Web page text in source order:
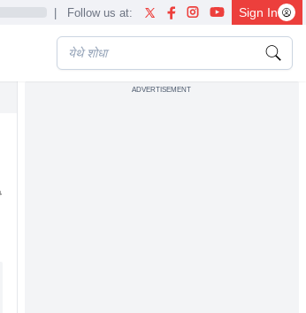
| Follow us at: Sign In
ADVERTISEMENT